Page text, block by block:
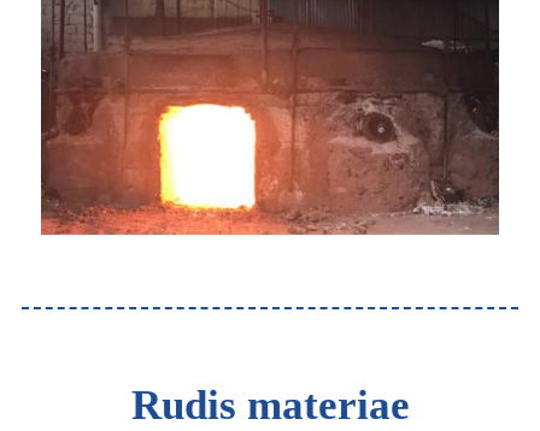
Rudis materiae